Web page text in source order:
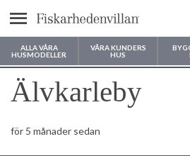
Meny
ALLA VÅRA
HUSMODELLER
VÅRA KUNDERS
HUS
Var vill du bygga
Älvkarleby
för 5 månader sedan